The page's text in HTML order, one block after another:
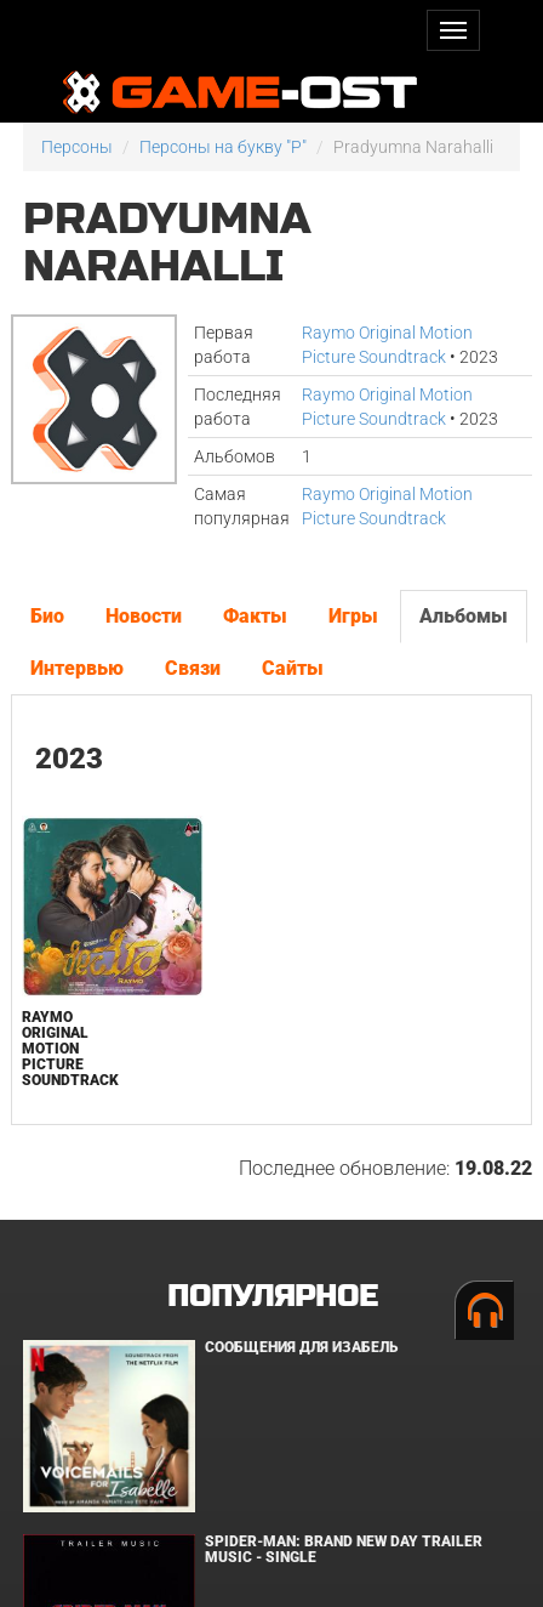
Персоны Персоны на букву "P" Pradyumna Narahalli
PRADYUMNA
NARAHALLI
Первая
работа
Raymo Original Motion
Picture Soundtrack • 2023
Последняя
работа
Raymo Original Motion
Picture Soundtrack • 2023
Альбомов
1
Самая
популярная
Raymo Original Motion
Picture Soundtrack
Био Новости Факты Игры Альбомы
Интервью Связи Сайты
2023
RAYMO
ORIGINAL
MOTION
PICTURE
SOUNDTRACK
Последнее обновление: 19.08.22
ПОПУЛЯРНОЕ
СООБЩЕНИЯ ДЛЯ ИЗАБЕЛЬ
SPIDER-MAN: BRAND NEW DAY TRAILER
MUSIC - SINGLE